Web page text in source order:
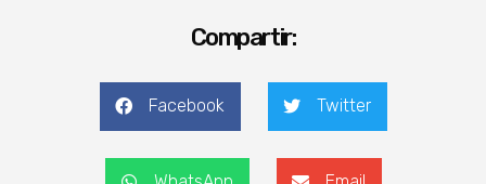
Compartir:
Facebook Twitter